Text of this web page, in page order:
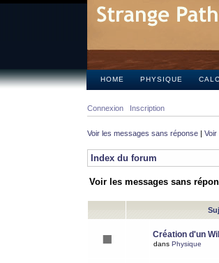
HOME PHYSIQUE
Connexion Inscription
Voir les messages sans réponse | Voir
Index du forum
Voir les messages sans
Création d'un
dans Physique